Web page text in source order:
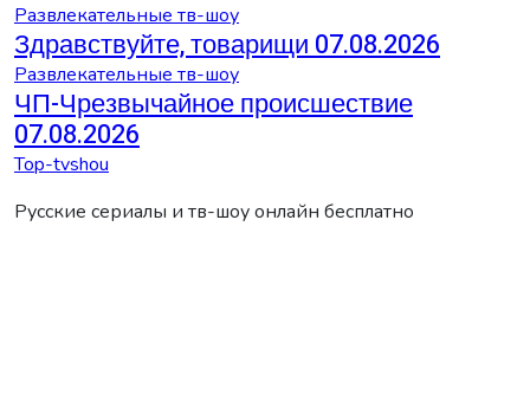
Развлекательные тв-шоу
Здравствуйте, товарищи 07.08.2026
Развлекательные тв-шоу
ЧП-Чрезвычайное происшествие
07.08.2026
Top-tvshou
Русские сериалы и тв-шоу онлайн бесплатно